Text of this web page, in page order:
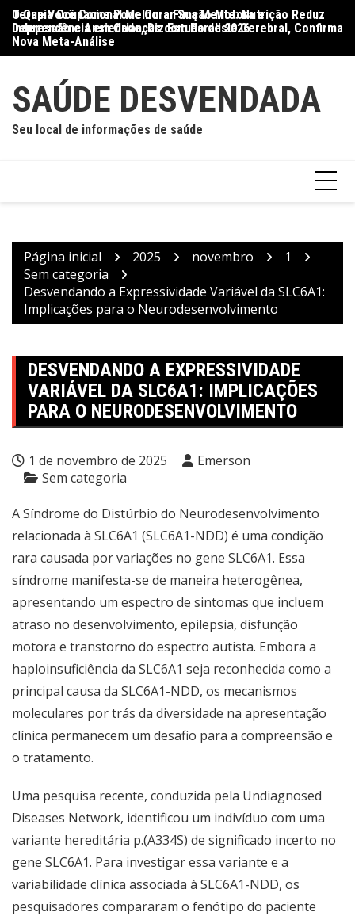
para
conteúdo
O Que Você Come Pode Curar Sua Mente: Nutrição Reduz
Depressão e Ansiedade, Diz Estudo de 2026
Terapia Ocupacional Melhora Função Motora e
Independência em Crianças com Paralisia Cerebral, Confirma
Nova Meta-Análise
SAÚDE DESVENDADA
Seu local de informações de saúde
Página inicial 2025 novembro
1
Sem categoria
Desvendando a Expressividade Variável da SLC6A1:
Implicações para o Neurodesenvolvimento
DESVENDANDO A EXPRESSIVIDADE
VARIÁVEL DA SLC6A1: IMPLICAÇÕES
PARA O NEURODESENVOLVIMENTO
1 de novembro de 2025
Emerson
Sem categoria
A Síndrome do Distúrbio do Neurodesenvolvimento
relacionada à SLC6A1 (SLC6A1-NDD) é uma condição
rara causada por variações no gene SLC6A1. Essa
síndrome manifesta-se de maneira heterogênea,
apresentando um espectro de sintomas que incluem
atraso no desenvolvimento, epilepsia, disfunção
motora e transtorno do espectro autista. Embora a
haploinsuficiência da SLC6A1 seja reconhecida como a
principal causa da SLC6A1-NDD, os mecanismos
moleculares por trás da diversidade na apresentação
clínica permanecem um desafio para a compreensão e
o tratamento.
Uma pesquisa recente, conduzida pela Undiagnosed
Diseases Network, identificou um indivíduo com uma
variante hereditária p.(A334S) de significado incerto no
gene SLC6A1. Para investigar essa variante e a
variabilidade clínica associada à SLC6A1-NDD, os
pesquisadores compararam o fenótipo do paciente